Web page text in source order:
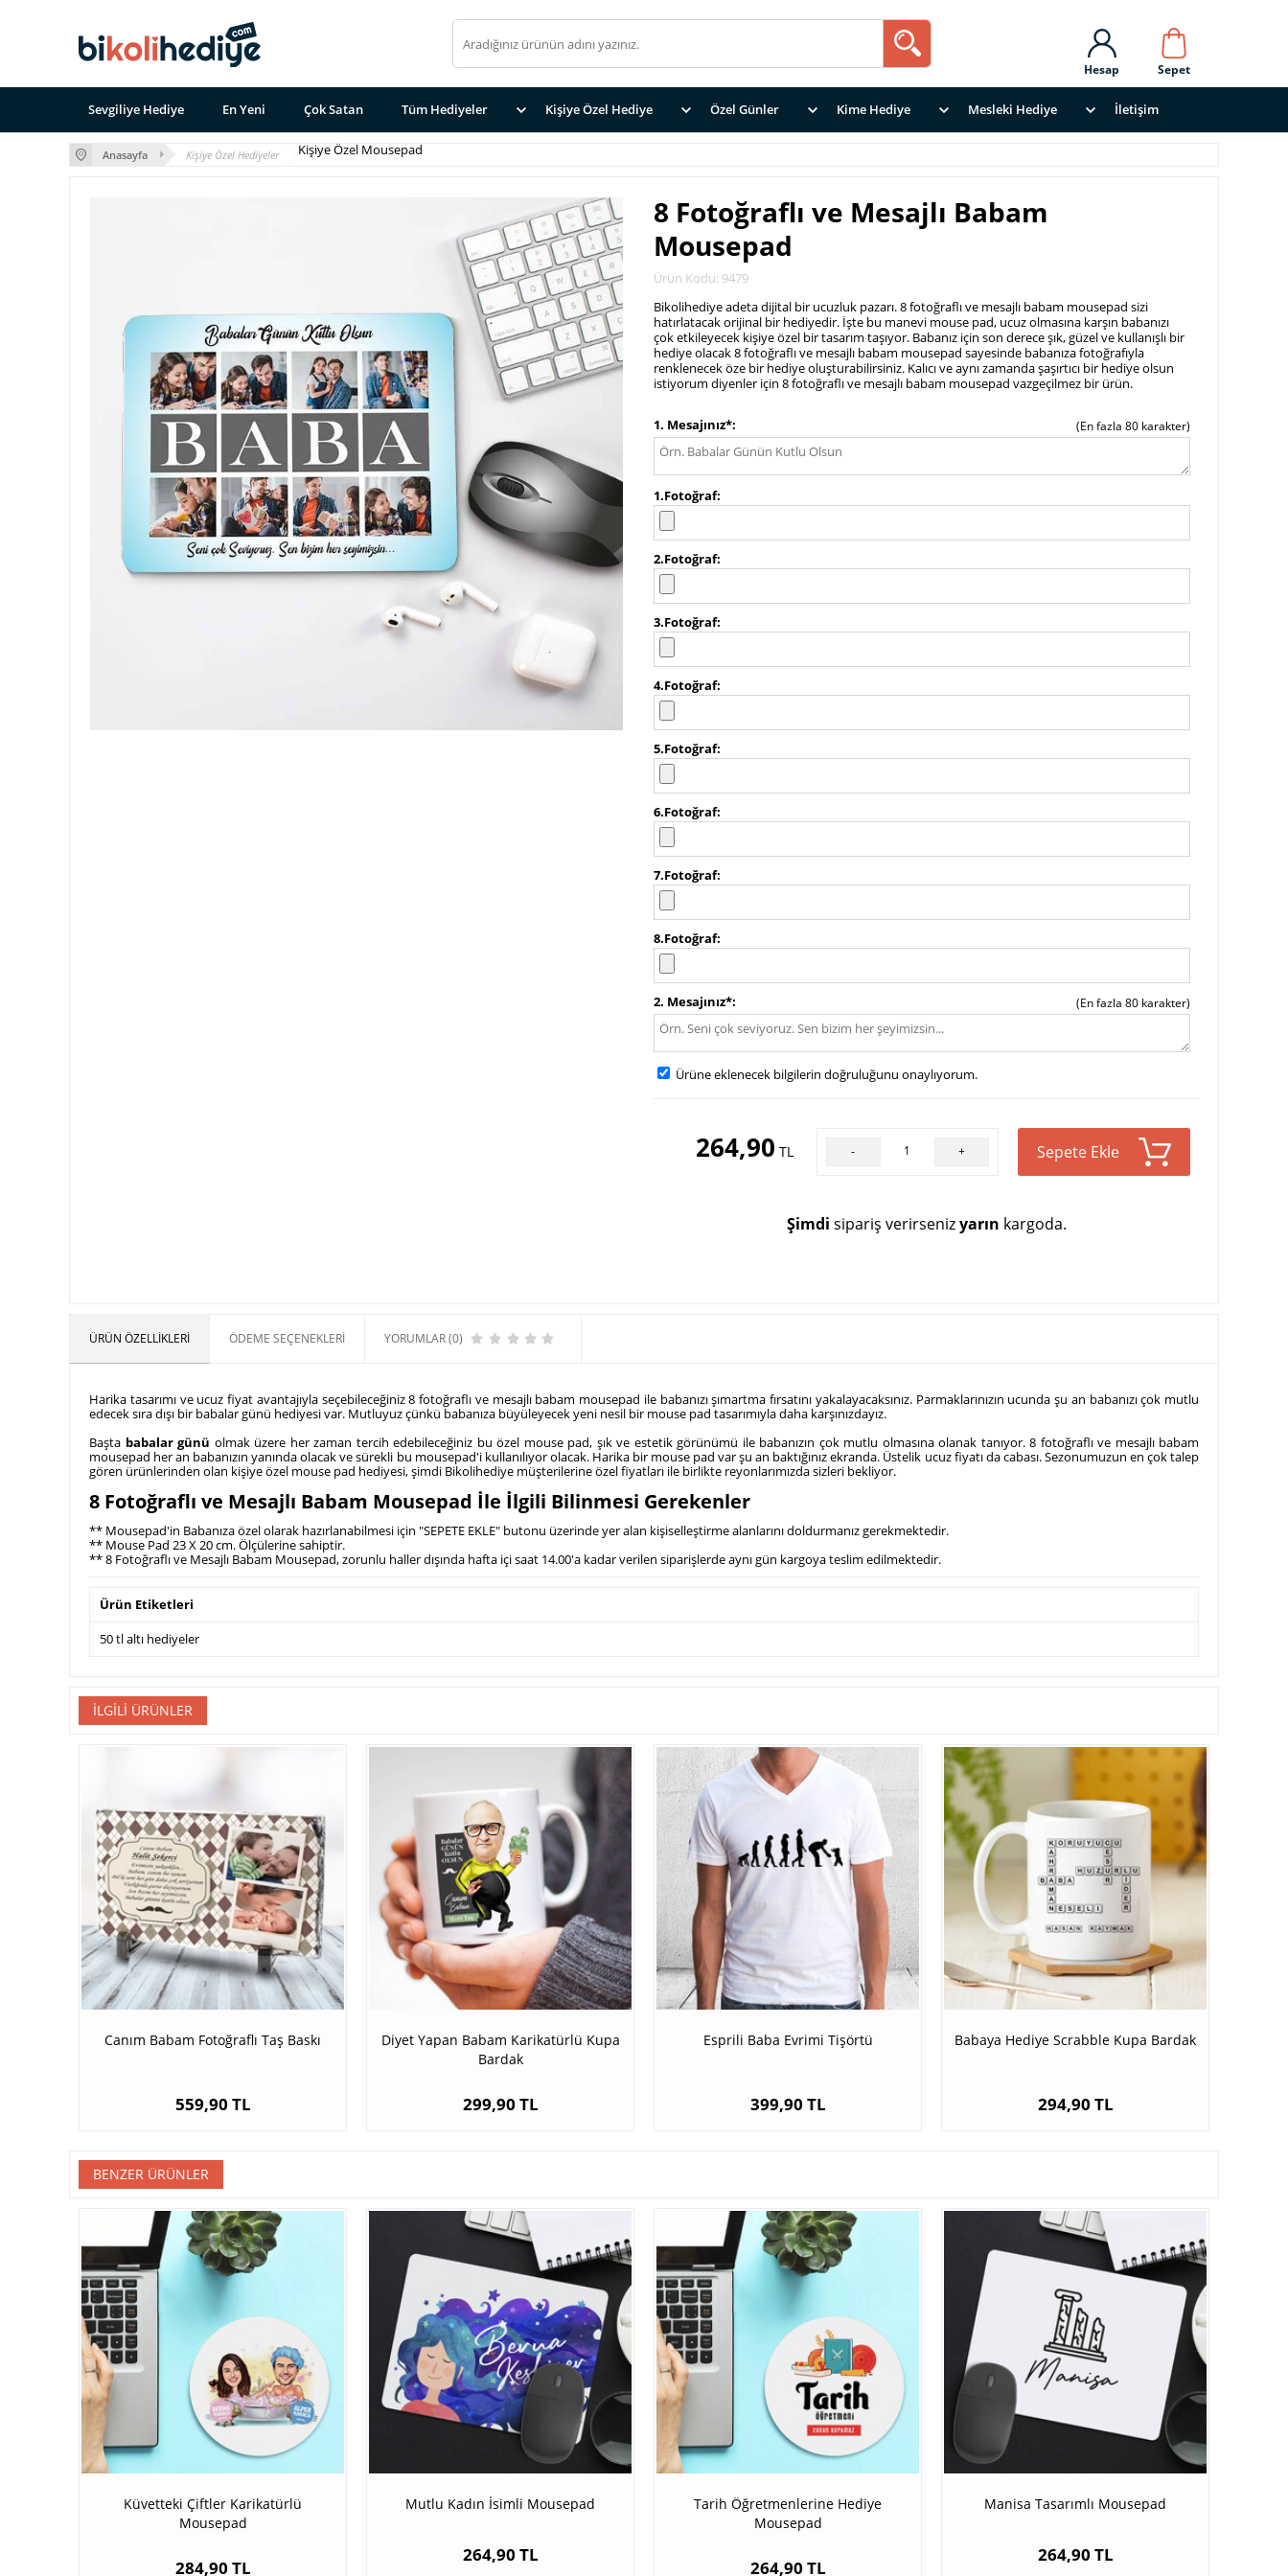
Sepet
Hesap
Sevgiliye Hediye En Yeni Çok Satan Tüm Hediyeler Kişiye Özel Hediye Özel Günler Kime Hediye Mesleki Hediye İletişim
Anasayfa Kişiye Özel Hediyeler Kişiye Özel Mousepad
8 Fotoğraflı ve Mesajlı Babam
Mousepad
Ürün Kodu: 9479
Bikolihediye adeta dijital bir ucuzluk pazarı. 8 fotoğraflı ve mesajlı babam mousepad sizi
hatırlatacak orijinal bir hediyedir. İşte bu manevi mouse pad, ucuz olmasına karşın babanızı
çok etkileyecek kişiye özel bir tasarım taşıyor. Babanız için son derece şık, güzel ve kullanışlı bir
hediye olacak 8 fotoğraflı ve mesajlı babam mousepad sayesinde babanıza fotoğrafıyla
renklenecek öze bir hediye oluşturabilirsiniz. Kalıcı ve aynı zamanda şaşırtıcı bir hediye olsun
istiyorum diyenler için 8 fotoğraflı ve mesajlı babam mousepad vazgeçilmez bir ürün.
1. Mesajınız*
(En fazla 80 karakter)
1.Fotoğraf
2.Fotoğraf
3.Fotoğraf
4.Fotoğraf
5.Fotoğraf
6.Fotoğraf
7.Fotoğraf
8.Fotoğraf
2. Mesajınız* (En fazla 80 karakter)
Ürüne eklenecek bilgilerin doğruluğunu onaylıyorum.
264,90 TL - + Sepete Ekle
Şimdi sipariş verirsenizyarın kargoda.
ÜRÜN ÖZELLIKLERI ÖDEME SEÇENEKLERI YORUMLAR (0)
Harika tasarımı ve ucuz fiyat avantajıyla seçebileceğiniz 8 fotoğraflı ve mesajlı babam mousepad ile babanızı şımartma fırsatını yakalayacaksınız. Parmaklarınızın ucunda şu an babanızı çok mutlu
edecek sıra dışı bir babalar günü hediyesi var. Mutluyuz çünkü babanıza büyüleyecek yeni nesil bir mouse pad tasarımıyla daha karşınızdayız.
Başta babalar günü olmak üzere her zaman tercih edebileceğiniz bu özel mouse pad, şık ve estetik görünümü ile babanızın çok mutlu olmasına olanak tanıyor. 8 fotoğraflı ve mesajlı babam
mousepad her an babanızın yanında olacak ve sürekli bu mousepad'i kullanılıyor olacak. Harika bir mouse pad var şu an baktığınız ekranda. Üstelik ucuz fiyatı da cabası. Sezonumuzun en çok talep
gören ürünlerinden olan kişiye özel mouse pad hediyesi, şimdi Bikolihediye müşterilerine özel fiyatları ile birlikte reyonlarımızda sizleri bekliyor.
8 Fotoğraflı ve Mesajlı Babam Mousepad İle İlgili Bilinmesi Gerekenler
** Mousepad'in Babanıza özel olarak hazırlanabilmesi için "SEPETE EKLE" butonu üzerinde yer alan kişiselleştirme alanlarını doldurmanız gerekmektedir.
** Mouse Pad 23 X 20 cm. Ölçülerine sahiptir.
** 8 Fotoğraflı ve Mesajlı Babam Mousepad, zorunlu haller dışında hafta içi saat 14.00'a kadar verilen siparişlerde aynı gün kargoya teslim edilmektedir.
Ürün Etiketleri
50 tl altı hediyeler
İLGILI ÜRÜNLER
Canım Babam Fotoğraflı Taş Baskı
559,90 TL
Diyet Yapan Babam Karikatürlü Kupa
Bardak
299,90 TL
Esprili Baba Evrimi Tişörtü
399,90 TL
Babaya Hediye Scrabble Kupa Bardak
294,90 TL
BENZER ÜRÜNLER
Küvetteki Çiftler Karikatürlü
Mousepad
284,90 TL
Mutlu Kadın İsimli Mousepad
264,90 TL
Tarih Öğretmenlerine Hediye
Mousepad
264,90 TL
Manisa Tasarımlı Mousepad
264,90 TL